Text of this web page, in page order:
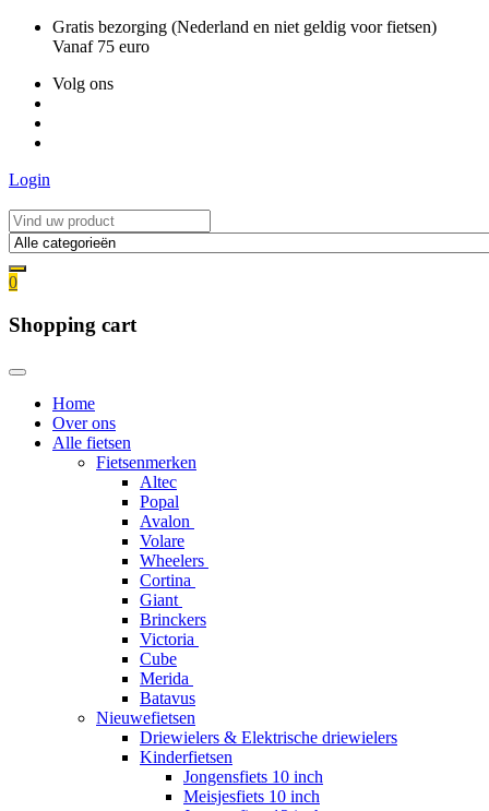
inhoud
Gratis bezorging (Nederland en niet geldig voor fietsen)
Vanaf 75 euro
Volg ons
Login
0
Shopping cart
Home
Over ons
Alle fietsen
Fietsenmerken
Altec
Popal
Avalon
Volare
Wheelers
Cortina
Giant
Brinckers
Victoria
Cube
Merida
Batavus
Nieuwefietsen
Driewielers & Elektrische driewielers
Kinderfietsen
Jongensfiets 10 inch
Meisjesfiets 10 inch